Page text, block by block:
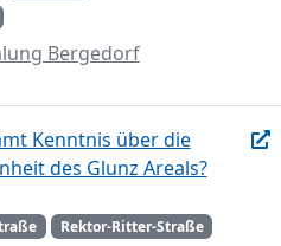
Bergedorf
Kenntnis über die
des Glunz Areals?
Rektor-Ritter-Straße